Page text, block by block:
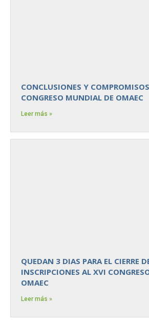
CONCLUSIONES Y
CONGRESO MUNDIAL DE OMAEC
Leer más »
QUEDAN 3 DIAS PARA EL CIERRE
INSCRIPCIONES AL XVI
OMAEC
Leer más »